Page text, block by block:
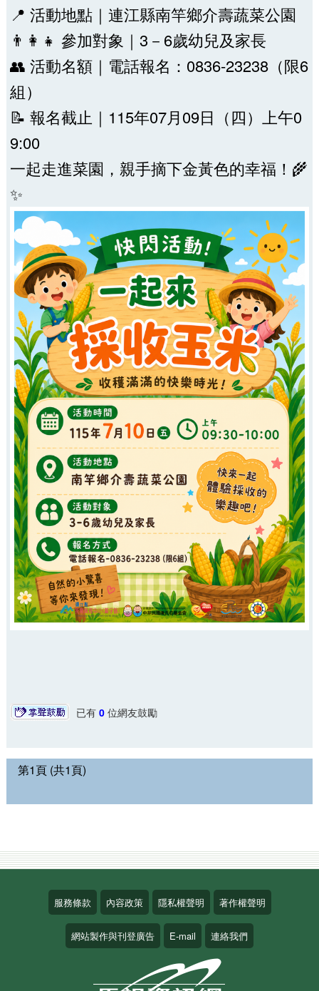
📍 活動地點｜連江縣南竿鄉介壽蔬菜公園
👨‍👩‍👧 參加對象｜3－6歲幼兒及家長
👥 活動名額｜電話報名：0836-23238（限6
組）
📝 報名截止｜115年07月09日（四）上午0
9:00
一起走進菜園，親手摘下金黃色的幸福！🌾
✨
已有 0位網友鼓勵
第1頁 (共1頁)
服務條款 內容政策 隱私權聲明 著作權聲明
網站製作與刊登廣告 E-mail 連絡我們